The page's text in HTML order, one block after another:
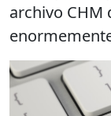
archivo CHM